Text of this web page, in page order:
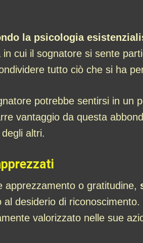
la psicologia
cui il sognatore si sente
tutto ciò che si ha
potrebbe sentirsi in un
vantaggio da questa
altri.
apprezzamento o gratitudine,
desiderio di
valorizzato nelle sue